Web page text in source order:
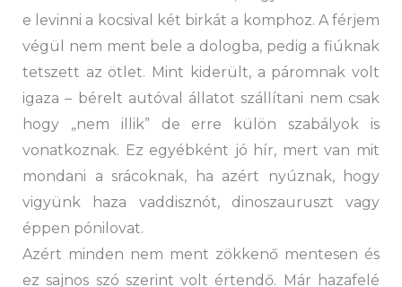
e levinni a kocsival két birkát a komphoz. A férjem
végül nem ment bele a dologba, pedig a fiúknak
tetszett az ötlet. Mint kiderült, a páromnak volt
igaza – bérelt autóval állatot szállítani nem csak
hogy „nem illik” de erre külön szabályok is
vonatkoznak. Ez egyébként jó hír, mert van mit
mondani a srácoknak, ha azért nyúznak, hogy
vigyünk haza vaddisznót, dinoszauruszt vagy
éppen pónilovat.
Azért minden nem ment zökkenő mentesen és
ez sajnos szó szerint volt értendő. Már hazafelé